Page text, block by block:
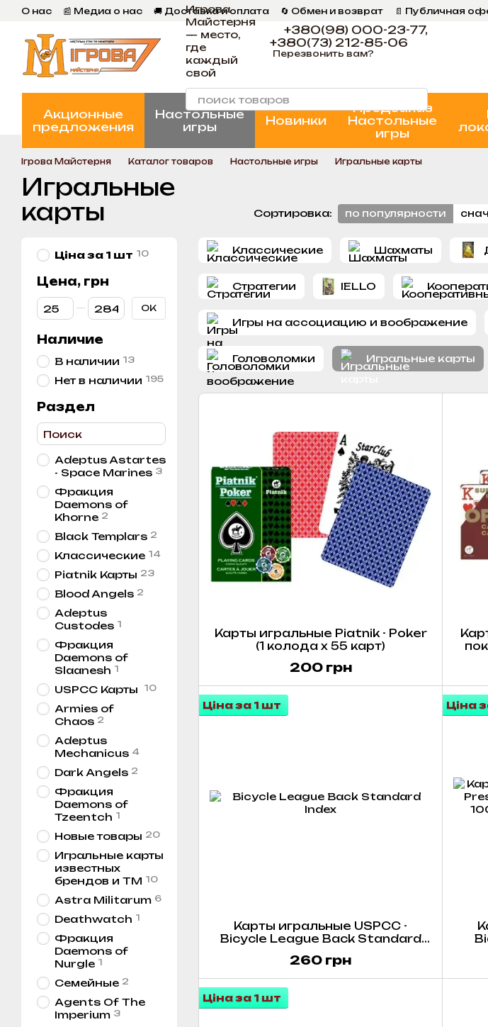
Перейти к основному контенту
О нас 📰 Медиа о нас 🚚 Доставка и оплата 🔄 Обмен и возврат
📄 Публичная
📄 Пользовательское соглашение
💬 Отзывы 📝 Блог 📞 Контакты Ігрова
Игрова
Майстерня
— место,
где
каждый
свой
+380(98) 000-23-77,
+380(73) 212-85-06
Перезвонить вам?
Акционные
предложения
Настольные
игры
Новинки
Предзаказ
Настольные
игры
Ігрова Майстерня Каталог товаров Настольные игры Игральные карты
Игральные
карты
Сортировка: по популярности
Классические Шахматы
Стратегии IELLO
Игры на ассоциацию и воображение
Головоломки Игральные карты
Карты игральные Piatnik - Poker
(1 колода х 55 карт)
200 грн
Ціна за 1 шт
Карты игральные USPCC -
Bicycle League Back Standard
260 грн
Ціна
Ціна за 1 шт
Ціна за 1 шт 10
Цена, грн
От Цена, грн
До Цена, грн OK
Наличие
В наличии 13
Нет в наличии 195
Раздел
Adeptus Astartes
- Space Marines 3
Фракция
Daemons of
Khorne 2
Black Templars 2
Классические 14
Piatnik Карты 23
Blood Angels 2
Adeptus
Custodes 1
Фракция
Daemons of
Slaanesh 1
USPCC Карты 10
Armies of
Chaos 2
Adeptus
Mechanicus 4
Dark Angels 2
Фракция
Daemons of
Tzeentch 1
Новые товары 20
Игральные карты
известных
брендов и ТМ 10
Astra Militarum 6
Deathwatch 1
Фракция
Daemons of
Nurgle 1
Семейные 2
Agents Of The
Imperium 3